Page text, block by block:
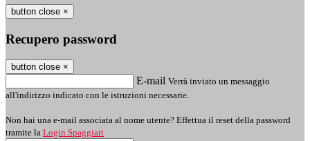
button close ×
Recupero password
button close ×
E-mail Verrà inviato un messaggio
all'indirizzo indicato con le istruzioni necessarie.
Non hai una e-mail associata al nome utente? Effettua il reset della password
tramite la Login Spaggiari